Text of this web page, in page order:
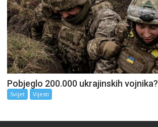
Pobjeglo 200.000 ukrajinskih vojnika?
Svijet Vijesti